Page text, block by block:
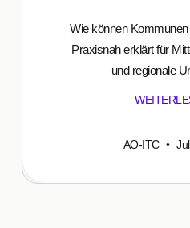
Wie können
Praxisnah erklärt für
und regionale
AO-ITC